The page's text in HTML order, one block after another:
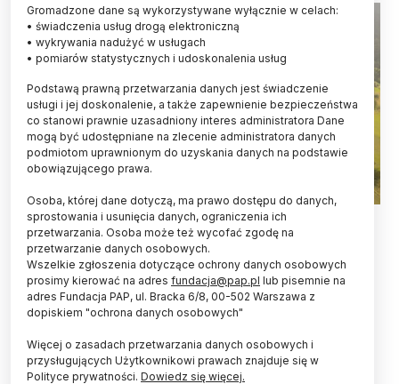
Grodzisko Walik w Brzezowej, fot Michał Pisz
Jeden z najwyżej położnych grodów
wczesnośredniowiecznych w Polsce, znajdujący
się w Brzezowej, był potężniejszy, niż do tej pory
uważali naukowcy. Położony w Beskidzie Niskim,
otoczony był aż trzema, a nie dwoma liniami
wałów - ustalili archeolodzy w czasie
sierpniowych badań.
Gromadzone dane są wykorzystywane wyłącznie w celach:
• świadczenia usług drogą elektroniczną
• wykrywania nadużyć w usługach
• pomiarów statystycznych i udoskonalenia usług
Podstawą prawną przetwarzania danych jest świadczenie
usługi i jej doskonalenie, a także zapewnienie bezpieczeństwa
co stanowi prawnie uzasadniony interes administratora Dane
mogą być udostępniane na zlecenie administratora danych
podmiotom uprawnionym do uzyskania danych na podstawie
obowiązującego prawa.
Osoba, której dane dotyczą, ma prawo dostępu do danych,
sprostowania i usunięcia danych, ograniczenia ich
przetwarzania. Osoba może też wycofać zgodę na
przetwarzanie danych osobowych.
Wszelkie zgłoszenia dotyczące ochrony danych osobowych
prosimy kierować na adres fundacja@pap.pl lub pisemnie na
adres Fundacja PAP, ul. Bracka 6/8, 00-502 Warszawa z
dopiskiem "ochrona danych osobowych"
Więcej o zasadach przetwarzania danych osobowych i
przysługujących Użytkownikowi prawach znajduje się w
Polityce prywatności. Dowiedz się więcej.